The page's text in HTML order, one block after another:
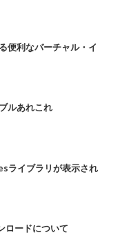
便利なバーチャル・イ
ルあれこれ
ライブラリが表示され
ロードについて